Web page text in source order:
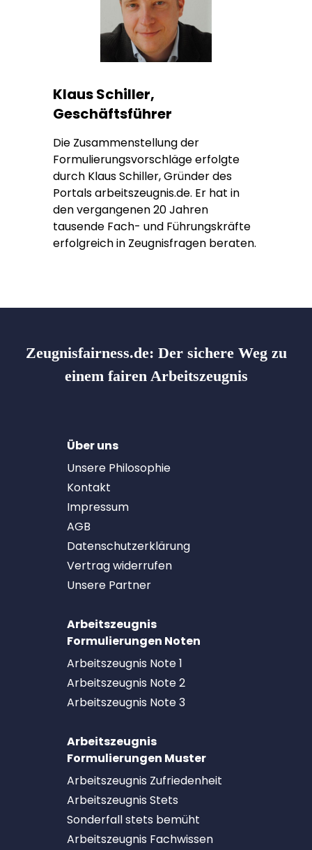
Klaus Schiller,
Geschäftsführer
Die Zusammenstellung der
Formulierungsvorschläge erfolgte
durch Klaus Schiller, Gründer des
Portals arbeitszeugnis.de. Er hat in
den vergangenen 20 Jahren
tausende Fach- und Führungskräfte
erfolgreich in Zeugnisfragen beraten.
Zeugnisfairness.de: Der sichere Weg zu
einem fairen Arbeitszeugnis
Über uns
Unsere Philosophie
Kontakt
Impressum
AGB
Datenschutzerklärung
Vertrag widerrufen
Unsere Partner
Arbeitszeugnis
Formulierungen Noten
Arbeitszeugnis Note 1
Arbeitszeugnis Note 2
Arbeitszeugnis Note 3
Arbeitszeugnis
Formulierungen Muster
Arbeitszeugnis Zufriedenheit
Arbeitszeugnis Stets
Sonderfall stets bemüht
Arbeitszeugnis Fachwissen